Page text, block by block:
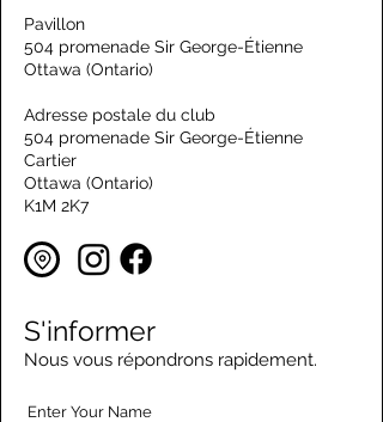
Pavillon
504 promenade Sir George-Étienne
Ottawa (Ontario)
Adresse postale du club
504 promenade Sir George-Étienne
Cartier
Ottawa (Ontario)
K1M 2K7
S'informer
Nous vous répondrons rapidement.
Enter Your Name